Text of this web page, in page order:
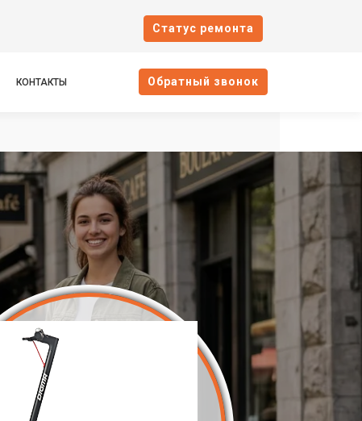
Cтатус ремонта
КОНТАКТЫ Oбратный звонок